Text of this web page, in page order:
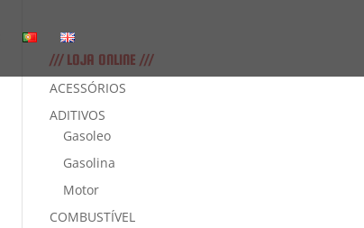
/// LOJA ONLINE ///
ACESSÓRIOS
ADITIVOS
Gasoleo
Gasolina
Motor
COMBUSTÍVEL